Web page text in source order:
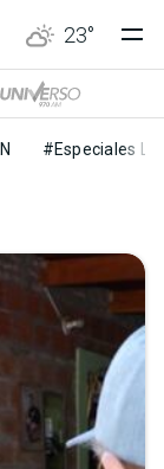
23°
#Especiales LN